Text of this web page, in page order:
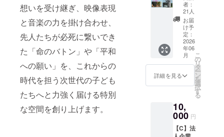
想いを受け継ぎ、映像表現
と音楽の力を掛け合わせ、
先人たちが必死に繋いでき
た「命のバトン」や「平和
への願い」を、これからの
時代を担う次世代の子ども
たちへと力強く届ける特別
な空間を創り上げます。
先につ
いて
（沖縄
市・沖
縄市教
育委員
会と調
整中）
本プロ
ジェク
ただい
た以下
の寄贈
先に対
内で定
期的に
名前が
流れ
る。
・掲
載期
間：
2026年
6月20日
6月19日
の1年間
掲載。
載方
とう
メール
■うむい
のわ実
行委員
会より
ご支援
への感
謝の気
持ちを
からの
ありが
とう
メール
者：
21人
お届
け予
定：
2026
年06
月
詳細を見る
こ
の
リ
タ
ー
ン
を
選
択
す
る
10,
000 円
【C】法